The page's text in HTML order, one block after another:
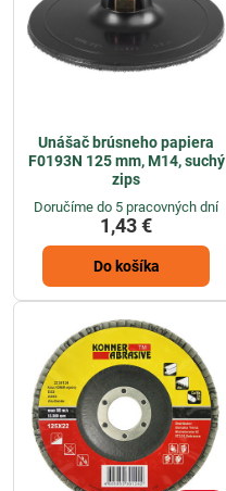
Unášač brúsneho papiera
F0193N 125 mm, M14, suchý
zips
Doručíme do 5 pracovných dní
1,43 €
Do košíka